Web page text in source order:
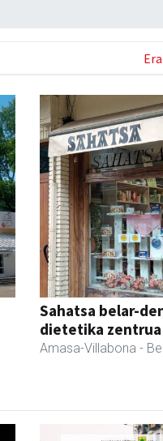
Sahatsa belar-
dietetika zentrua
Amasa-Villabona -